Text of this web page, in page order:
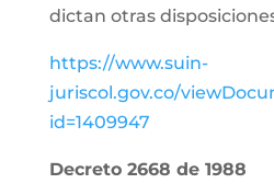
dictan otras
https://www.suin-
juriscol.gov.co/
id=1409947
Decreto 2668 de 1988